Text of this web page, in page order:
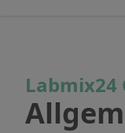
Labmix24